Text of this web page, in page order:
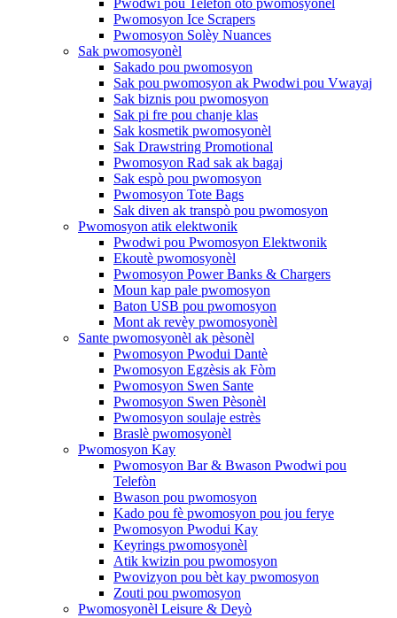
Pwodwi pou Telefòn oto pwomosyonèl
Pwomosyon Ice Scrapers
Pwomosyon Solèy Nuances
Sak pwomosyonèl
Sakado pou pwomosyon
Sak pou pwomosyon ak Pwodwi pou Vwayaj
Sak biznis pou pwomosyon
Sak pi fre pou chanje klas
Sak kosmetik pwomosyonèl
Sak Drawstring Promotional
Pwomosyon Rad sak ak bagaj
Sak espò pou pwomosyon
Pwomosyon Tote Bags
Sak diven ak transpò pou pwomosyon
Pwomosyon atik elektwonik
Pwodwi pou Pwomosyon Elektwonik
Ekoutè pwomosyonèl
Pwomosyon Power Banks & Chargers
Moun kap pale pwomosyon
Baton USB pou pwomosyon
Mont ak revèy pwomosyonèl
Sante pwomosyonèl ak pèsonèl
Pwomosyon Pwodui Dantè
Pwomosyon Egzèsis ak Fòm
Pwomosyon Swen Sante
Pwomosyon Swen Pèsonèl
Pwomosyon soulaje estrès
Braslè pwomosyonèl
Pwomosyon Kay
Pwomosyon Bar & Bwason Pwodwi pou
Telefòn
Bwason pou pwomosyon
Kado pou fè pwomosyon pou jou ferye
Pwomosyon Pwodui Kay
Keyrings pwomosyonèl
Atik kwizin pou pwomosyon
Pwovizyon pou bèt kay pwomosyon
Zouti pou pwomosyon
Pwomosyonèl Leisure & Deyò